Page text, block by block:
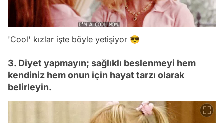
'Cool' kızlar işte böyle yetişiyor 😎
3. Diyet yapmayın; sağlıklı beslenmeyi hem
kendiniz hem onun için hayat tarzı olarak
belirleyin.